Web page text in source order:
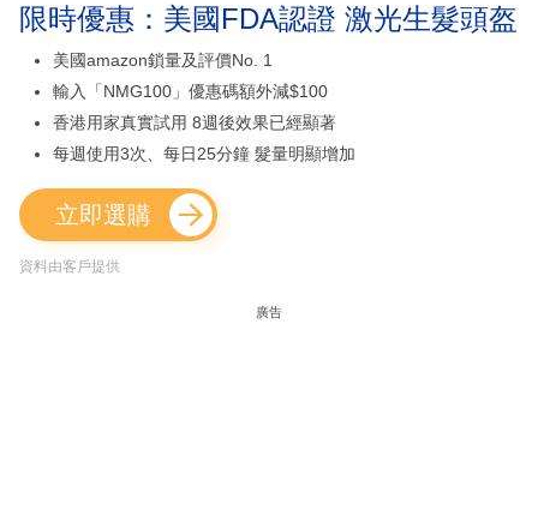
限時優惠：美國FDA認證 激光生髮頭盔
美國amazon鎖量及評價No. 1
輸入「NMG100」優惠碼額外減$100
香港用家真實試用 8週後效果已經顯著
每週使用3次、每日25分鐘 髮量明顯增加
立即選購
資料由客戶提供
廣告